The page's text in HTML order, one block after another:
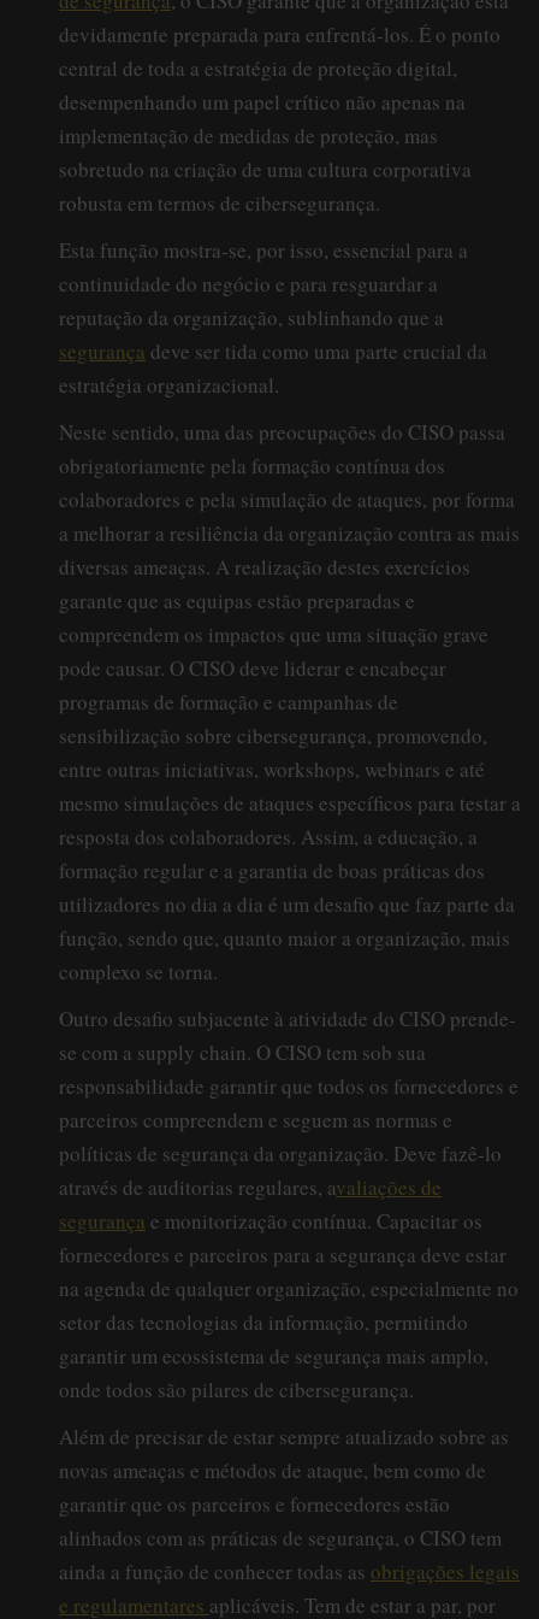
devidamente preparada para enfrentá-los. É o ponto
central de toda a estratégia de proteção digital,
desempenhando um papel crítico não apenas na
implementação de medidas de proteção, mas
sobretudo na criação de uma cultura corporativa
robusta em termos de cibersegurança.
Esta função mostra-se, por isso, essencial para a
continuidade do negócio e para resguardar a
reputação da organização, sublinhando que a
segurança deve ser tida como uma parte crucial da
estratégia organizacional.
Neste sentido, uma das preocupações do CISO passa
obrigatoriamente pela formação contínua dos
colaboradores e pela simulação de ataques, por forma
a melhorar a resiliência da organização contra as mais
diversas ameaças. A realização destes exercícios
garante que as equipas estão preparadas e
compreendem os impactos que uma situação grave
pode causar. O CISO deve liderar e encabeçar
programas de formação e campanhas de
sensibilização sobre cibersegurança, promovendo,
entre outras iniciativas, workshops, webinars e até
mesmo simulações de ataques específicos para testar a
resposta dos colaboradores. Assim, a educação, a
formação regular e a garantia de boas práticas dos
utilizadores no dia a dia é um desafio que faz parte da
função, sendo que, quanto maior a organização, mais
complexo se torna.
Outro desafio subjacente à atividade do CISO prende-
se com a supply chain. O CISO tem sob sua
responsabilidade garantir que todos os fornecedores e
parceiros compreendem e seguem as normas e
políticas de segurança da organização. Deve fazê-lo
através de auditorias regulares, avaliações de
segurança e monitorização contínua. Capacitar os
fornecedores e parceiros para a segurança deve estar
na agenda de qualquer organização, especialmente no
setor das tecnologias da informação, permitindo
garantir um ecossistema de segurança mais amplo,
onde todos são pilares de cibersegurança.
Além de precisar de estar sempre atualizado sobre as
novas ameaças e métodos de ataque, bem como de
garantir que os parceiros e fornecedores estão
alinhados com as práticas de segurança, o CISO tem
ainda a função de conhecer todas as obrigações legais
e regulamentares aplicáveis. Tem de estar a par, por